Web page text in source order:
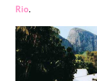
Rio.